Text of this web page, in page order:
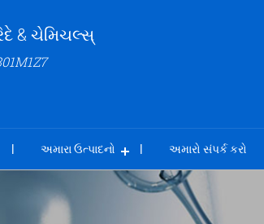
& ચેમિચલ્સ્
અમારા ઉત્પાદનો અમારો સંપર્ક કરો